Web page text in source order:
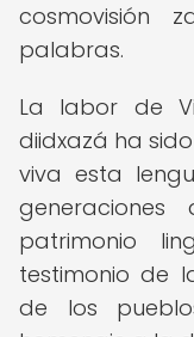
cosmovisión
palabras.
La labor de
diidxazá ha
viva esta
patrimonio
testimonio de
de los